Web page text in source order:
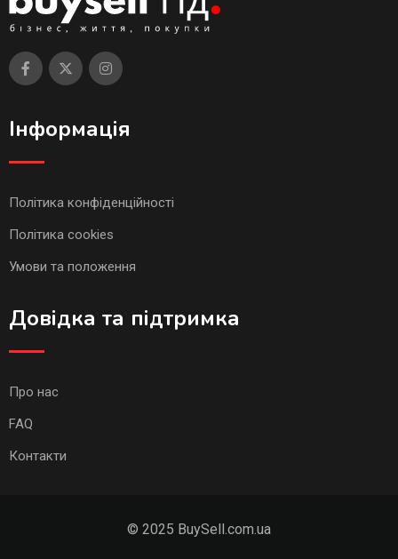
Інформація
Політика конфіденційності
Політика cookies
Умови та положення
Довідка та підтримка
Про нас
FAQ
Контакти
© 2025 BuySell.com.ua